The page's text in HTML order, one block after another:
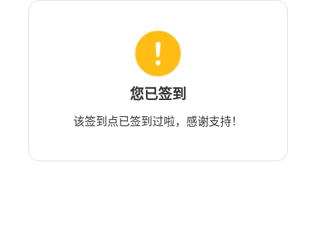
您已签到
该签到点已签到过啦，感谢支持！